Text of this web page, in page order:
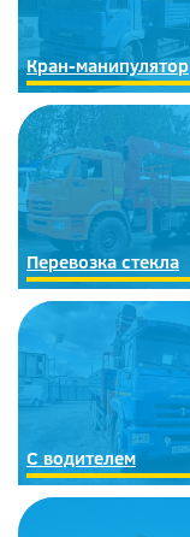
Кран-манипулятор
Перевозка стекла
С водителем